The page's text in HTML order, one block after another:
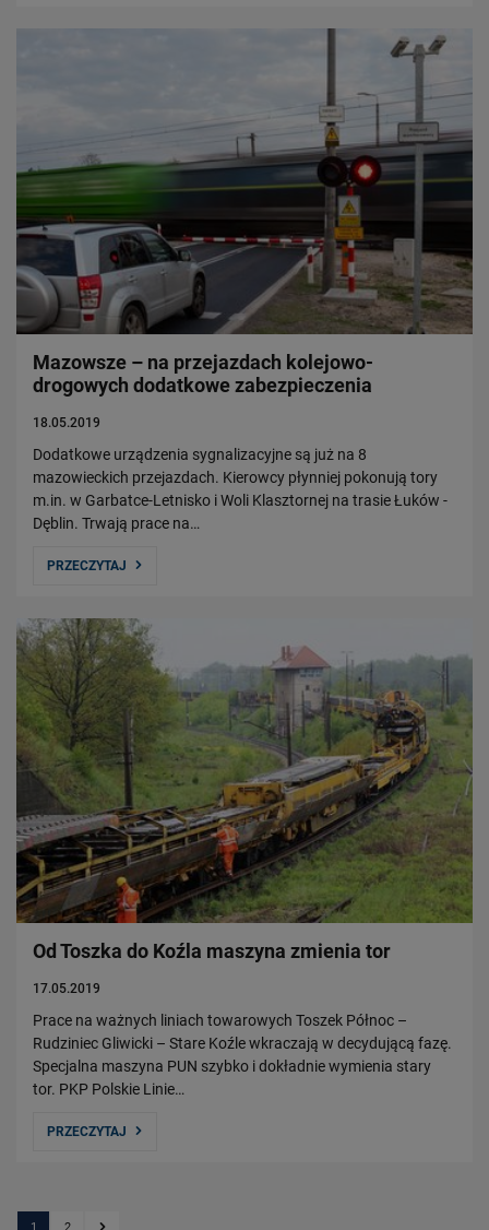
Mazowsze – na przejazdach kolejowo-
drogowych dodatkowe zabezpieczenia
18.05.2019
Dodatkowe urządzenia sygnalizacyjne są już na 8
mazowieckich przejazdach. Kierowcy płynniej pokonują tory
m.in. w Garbatce-Letnisko i Woli Klasztornej na trasie Łuków -
Dęblin. Trwają prace na…
PRZECZYTAJ
Od Toszka do Koźla maszyna zmienia tor
17.05.2019
Prace na ważnych liniach towarowych Toszek Północ –
Rudziniec Gliwicki – Stare Koźle wkraczają w decydującą fazę.
Specjalna maszyna PUN szybko i dokładnie wymienia stary
tor. PKP Polskie Linie…
PRZECZYTAJ